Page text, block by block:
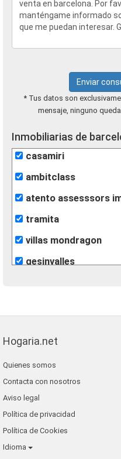
Enviar
* Tus datos son
mensaje, ninguno
Inmobiliarias de
casamiri
ambitclass
atento assesssors
tramita
villas mondragon
gesinvalles
lunallar
blaneshouse s.l.
grup 90
Hogaria.net
Quienes somos
Contacta con nosotros
Aviso legal
Política de privacidad
Política de Cookies
Idioma